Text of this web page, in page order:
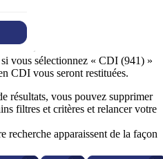
vous sélectionnez « CDI (941) »
CDI vous seront restituées.
résultats, vous pouvez supprimer
filtres et critères et relancer votre
recherche apparaissent de la façon